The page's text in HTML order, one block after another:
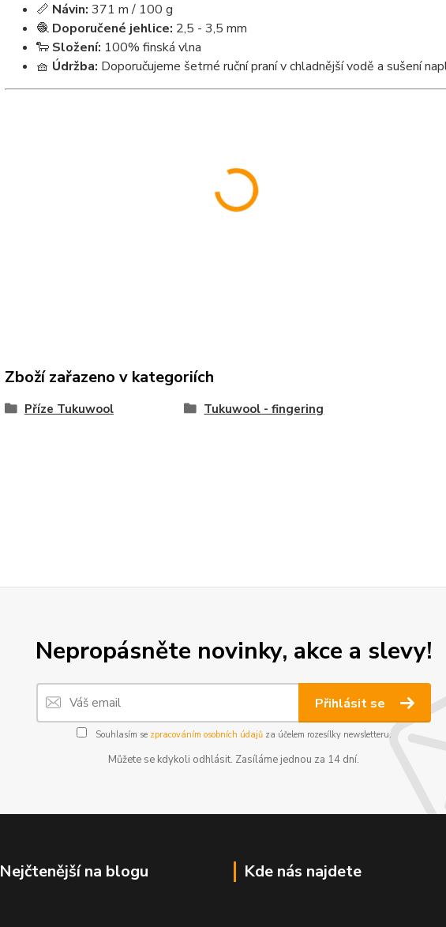
📏 Návin: 371 m / 100 g
🧶 Doporučené jehlice: 2,5 - 3,5 mm
🐑 Složení: 100% finská vlna
🧺 Údržba: Doporučujeme šetrné ruční praní v chladnější vodě a sušení
Zboží zařazeno v kategoriích
Příze Tukuwool Tukuwool - fingering
Nepropásněte novinky, akce a slevy!
Přihlásit se
Souhlasím se zpracováním osobních údajůza účelem rozesílky newsletteru.
Můžete se kdykoli odhlásit. Zasíláme jednou za 14 dní.
Nejčtenější na blogu Kde nás najdete